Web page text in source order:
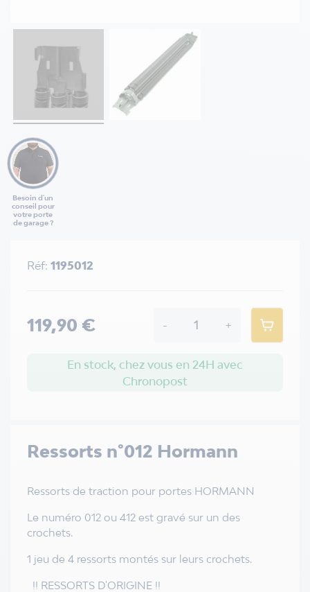
Besoin d'un
conseil pour
votre porte
de garage ?
Ressorts n°012 Hormann
Ressorts de traction pour portes HORMANN
Le numéro 012 ou 412 est gravé sur un des
crochets.
1 jeu de 4 ressorts montés sur leurs crochets.
!! RESSORTS D'ORIGINE !!
Réf: 1195012
119,90 € - +
En stock, chez vous en 24H avec
Chronopost